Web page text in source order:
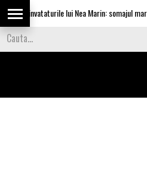
invataturile lui Nea Marin: somajul mare e